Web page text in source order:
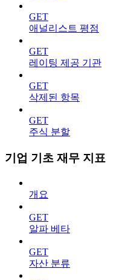
GET
애널리스트 평점
GET
레이팅 제공 기관
GET
삭제된 항목
GET
주식 분할
기업 기초 재무 지표
개요
GET
알파 베타
GET
자산 분류